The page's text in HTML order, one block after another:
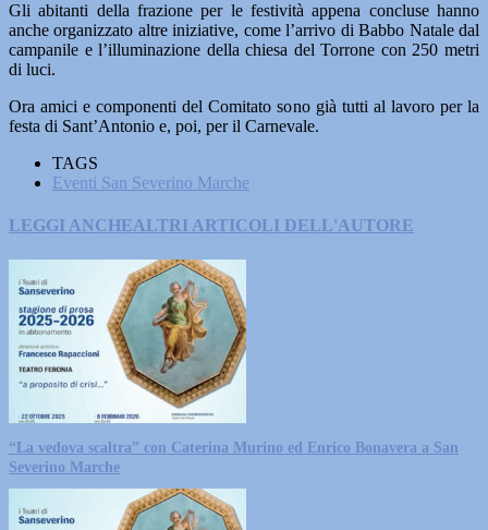
Gli abitanti della frazione per le festività appena concluse hanno
anche organizzato altre iniziative, come l’arrivo di Babbo Natale dal
campanile e l’illuminazione della chiesa del Torrone con 250 metri
di luci.
Ora amici e componenti del Comitato sono già tutti al lavoro per la
festa di Sant’Antonio e, poi, per il Carnevale.
TAGS
Eventi San Severino Marche
LEGGI ANCHEALTRI ARTICOLI DELL'AUTORE
“La vedova scaltra” con Caterina Murino ed Enrico Bonavera a San
Severino Marche